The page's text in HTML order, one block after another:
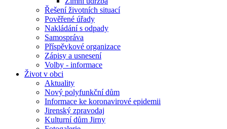
Řešení životních situací
Pověřené úřady
Nakládání s odpady
Samospráva
Příspěvkové organizace
Zápisy a usnesení
Volby - informace
Život v obci
Aktuality
Nový polyfunkční dům
Informace ke koronavirové epidemii
Jirenský zpravodaj
Kulturní dům Jirny